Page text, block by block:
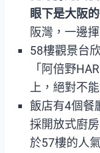
眼下是大阪
阪灣，一邊
58樓觀景台
「阿倍野
上，絕對不
飯店有4個餐
採開放式廚
於57樓的人